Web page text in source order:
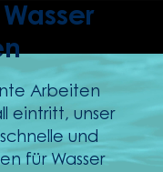
Arbeiten
eintritt, unser
und
für Wasser